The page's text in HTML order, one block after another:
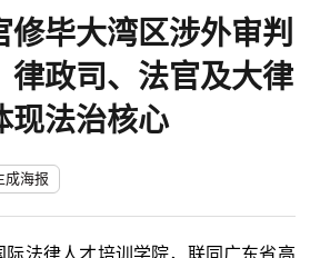
修毕大湾区涉外审判
律政司、法官及大律
现法治核心
成海报